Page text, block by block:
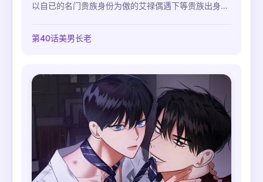
以自已的名门贵族身份为傲的艾禄偶遇下等贵族出身的
去接近他，可他却无视了这一切，与另外一个omega结
复。艾禄起初还曾尝试过挣扎抵抗，但后来也渐
第40话美男长老